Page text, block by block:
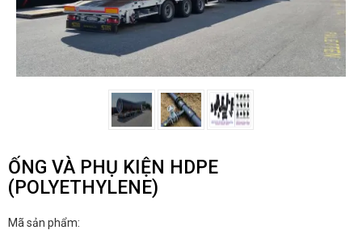
ỐNG VÀ PHỤ KIỆN HDPE
(POLYETHYLENE)
Mã sản phẩm: